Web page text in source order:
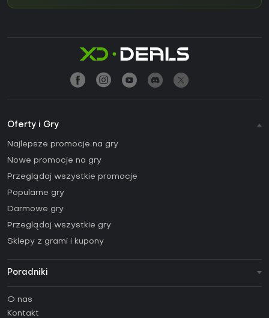
Oferty i Gry
Najlepsze promocje na gry
Nowe promocje na gry
Przeglądaj wszystkie promocje
Popularne gry
Darmowe gry
Przeglądaj wszystkie gry
Sklepy z grami i kupony
Poradniki
Poradniki
O nas
Kontakt